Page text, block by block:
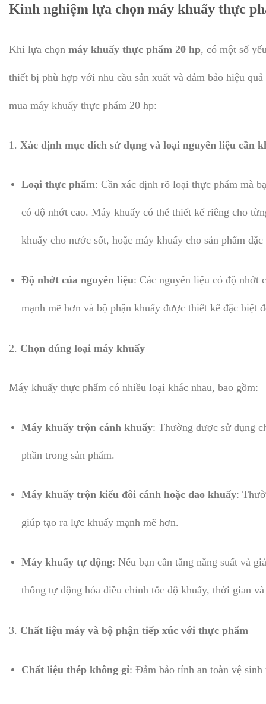
Kinh nghiệm lựa chọn máy khuấy thực
Khi lựa chọn máy khuấy thực phẩm 20 hp, có một số
thiết bị phù hợp với nhu cầu sản xuất và đảm bảo hiệu
mua máy khuấy thực phẩm 20 hp:
1. Xác định mục đích sử dụng và loại nguyên liệu cần
Loại thực phẩm: Cần xác định rõ loại thực phẩm mà
có độ nhớt cao. Máy khuấy có thể thiết kế riêng cho
khuấy cho nước sốt, hoặc máy khuấy cho sản phẩm đặc
Độ nhớt của nguyên liệu: Các nguyên liệu có độ nhớt
mạnh mẽ hơn và bộ phận khuấy được thiết kế đặc biệt
2. Chọn đúng loại máy khuấy
Máy khuấy thực phẩm có nhiều loại khác nhau, bao gồm:
Máy khuấy trộn cánh khuấy: Thường được sử dụng
phần trong sản phẩm.
Máy khuấy trộn kiểu đôi cánh hoặc dao khuấy:
giúp tạo ra lực khuấy mạnh mẽ hơn.
Máy khuấy tự động: Nếu bạn cần tăng năng suất và
thống tự động hóa điều chỉnh tốc độ khuấy, thời gian
3. Chất liệu máy và bộ phận tiếp xúc với thực phẩm
Chất liệu thép không gỉ: Đảm bảo tính an toàn vệ